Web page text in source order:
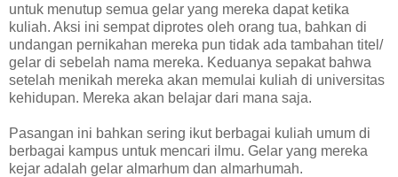
untuk menutup semua gelar yang mereka dapat ketika
kuliah. Aksi ini sempat diprotes oleh orang tua, bahkan di
undangan pernikahan mereka pun tidak ada tambahan titel/
gelar di sebelah nama mereka. Keduanya sepakat bahwa
setelah menikah mereka akan memulai kuliah di universitas
kehidupan. Mereka akan belajar dari mana saja.
Pasangan ini bahkan sering ikut berbagai kuliah umum di
berbagai kampus untuk mencari ilmu. Gelar yang mereka
kejar adalah gelar almarhum dan almarhumah.